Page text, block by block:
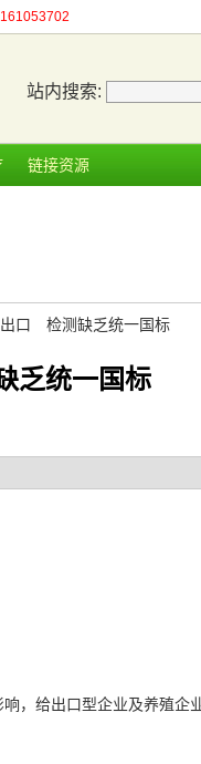
站内搜索:
链接资源
口 检测缺乏统一国标
乏统一国标
，给出口型企业及养殖企